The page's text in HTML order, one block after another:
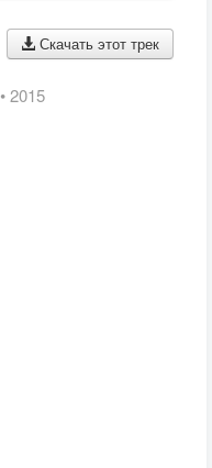
Скачать этот трек
• 2015